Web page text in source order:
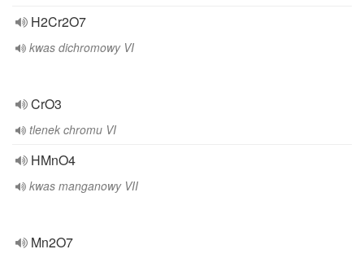
H2Cr2O7
kwas dichromowy VI
CrO3
tlenek chromu VI
HMnO4
kwas manganowy VII
Mn2O7